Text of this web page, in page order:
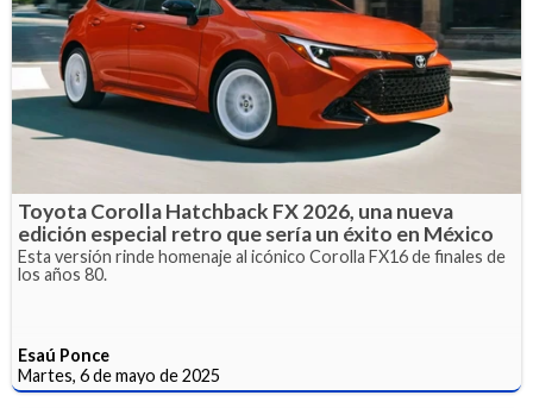
Toyota Corolla Hatchback FX 2026, una nueva
edición especial retro que sería un éxito en México
Esta versión rinde homenaje al icónico Corolla FX16 de finales de
los años 80.
Esaú Ponce
Martes, 6 de mayo de 2025